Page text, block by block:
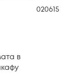
020615
в